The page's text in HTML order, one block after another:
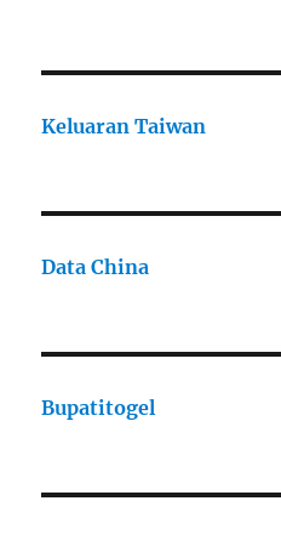
Keluaran Taiwan
Data China
Bupatitogel